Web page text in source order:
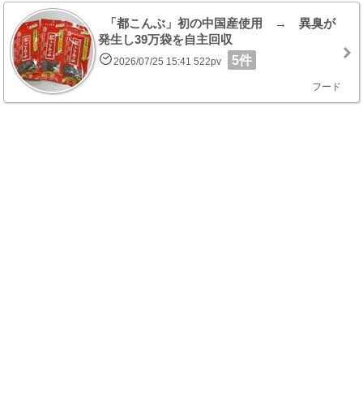
「都こんぶ」初の中国産使用 → 異臭が
発生し39万袋を自主回収
2026/07/25 15:41 522pv 5件
フード